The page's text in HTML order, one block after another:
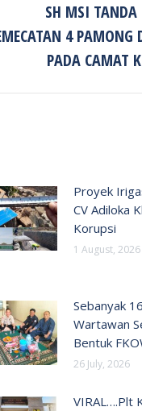
SH MSI
4 PAMONG
PADA CAMAT
Proyek
CV Adiloka
Korupsi
1 August, 2026
Sebanyak
Wartawan
Bentuk
26 July, 2026
VIRAL….Plt